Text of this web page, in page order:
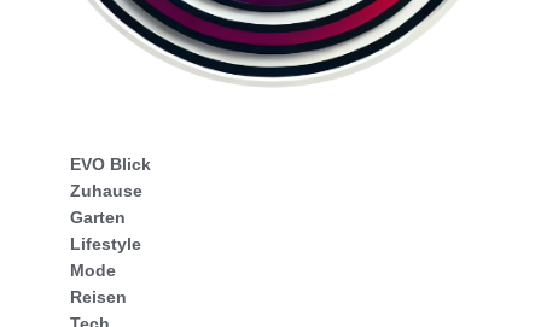
EVO Blick
Zuhause
Garten
Lifestyle
Mode
Reisen